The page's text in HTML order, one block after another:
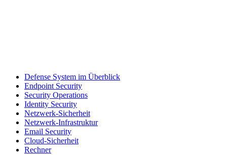
Defense System im Überblick
Endpoint Security
Security Operations
Identity Security
Netzwerk-Sicherheit
Netzwerk-Infrastruktur
Email Security
Cloud-Sicherheit
Rechner